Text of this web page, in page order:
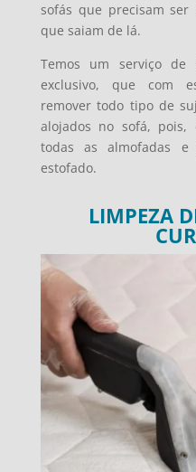
sofás que precisam ser
que saiam de lá.
Temos um serviço de
exclusivo, que com
remover todo tipo de
alojados no sofá, pois,
todas as almofadas
estofado.
LIMPEZA